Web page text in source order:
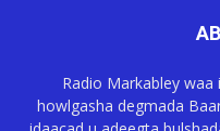
Radio Markabley
howlgasha degmada